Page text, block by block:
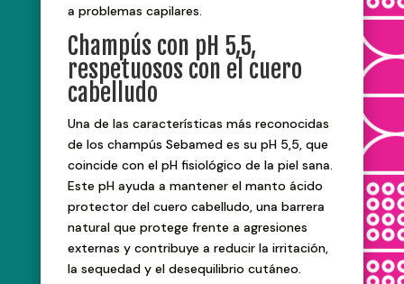
a problemas capilares.
Champús con pH 5,5,
respetuosos con el cuero
cabelludo
Una de las características más reconocidas
de los champús Sebamed es su pH 5,5, que
coincide con el pH fisiológico de la piel sana.
Este pH ayuda a mantener el manto ácido
protector del cuero cabelludo, una barrera
natural que protege frente a agresiones
externas y contribuye a reducir la irritación,
la sequedad y el desequilibrio cutáneo.